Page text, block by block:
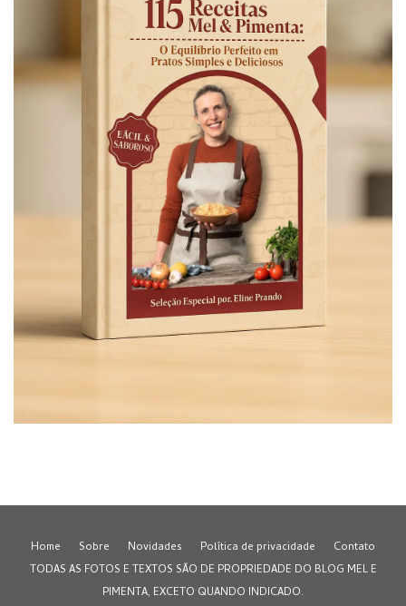
Home Sobre Novidades Política de privacidade
Contato
TODAS AS FOTOS E TEXTOS SÃO DE PROPRIEDADE DO BLOG MEL E
PIMENTA, EXCETO QUANDO INDICADO.